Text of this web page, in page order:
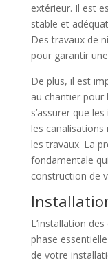
extérieur. Il est
stable et
Des travaux de
pour garantir
De plus, il est
au chantier pour
s’assurer que
les
les travaux. La
fondamentale
construction de
L’installation
phase
de votre